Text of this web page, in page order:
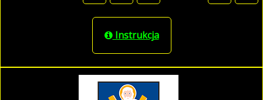
Instrukcja